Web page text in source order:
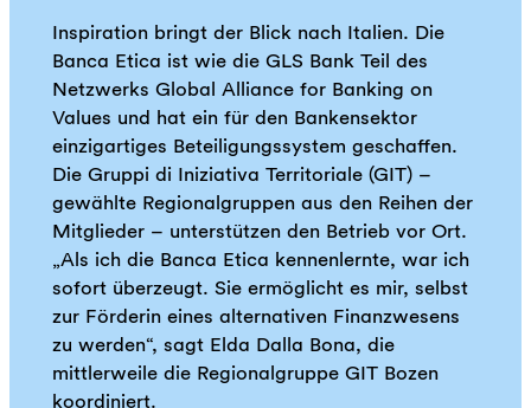
Inspiration bringt der Blick nach Italien. Die
Banca Etica ist wie die GLS Bank Teil des
Netzwerks Global Alliance for Banking on
Values und hat ein für den Bankensektor
einzigartiges Beteiligungssystem geschaffen.
Die Gruppi di Iniziativa Territoriale (GIT) –
gewählte Regionalgruppen aus den Reihen der
Mitglieder – unterstützen den Betrieb vor Ort.
„Als ich die Banca Etica kennenlernte, war ich
sofort überzeugt. Sie ermöglicht es mir, selbst
zur Förderin eines alternativen Finanzwesens
zu werden“, sagt Elda Dalla Bona, die
mittlerweile die Regionalgruppe GIT Bozen
koordiniert.